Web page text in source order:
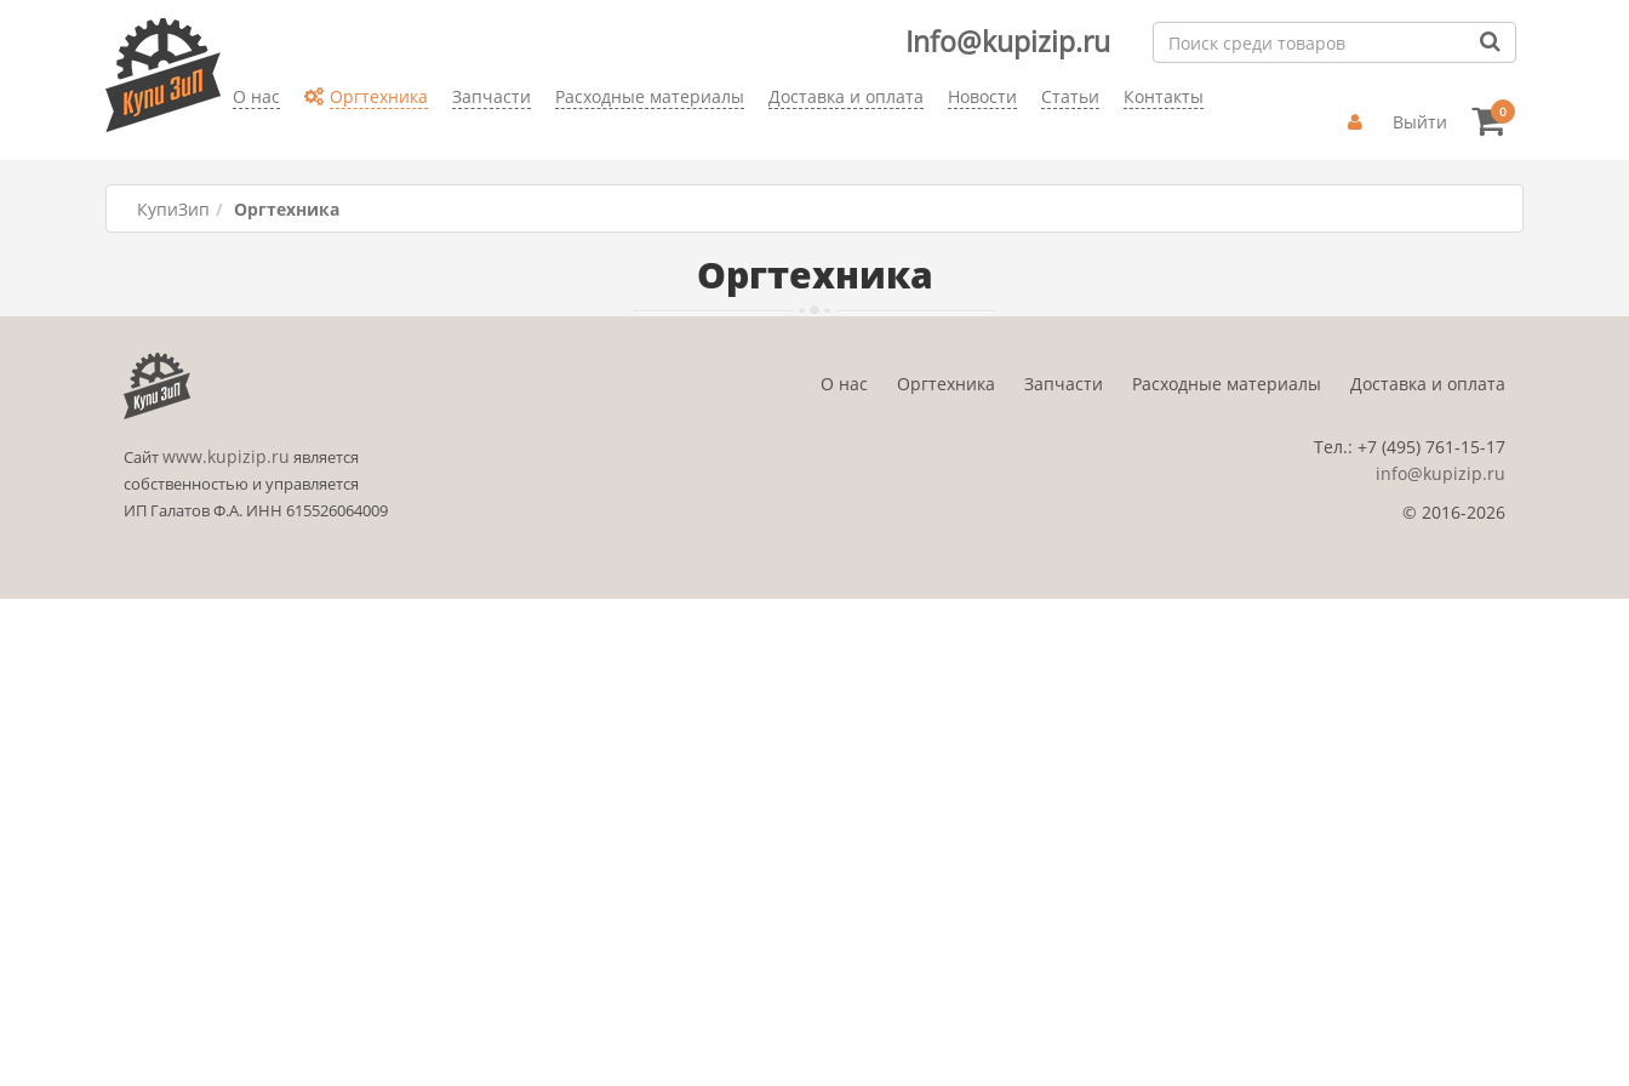
О нас Оргтехника Запчасти Расходные материалы Доставка и оплата Новости Статьи Контакты
Info@kupizip.ru
Выйти 0
КупиЗип Оргтехника
Оргтехника
Сайтwww.kupizip.ru является
собственностью и управляется
ИП Галатов Ф.А. ИНН 615526064009
О нас Оргтехника Запчасти Расходные материалы Доставка и оплата
Тел.: +7 (495) 761-15-17
info@kupizip.ru
© 2016-2026